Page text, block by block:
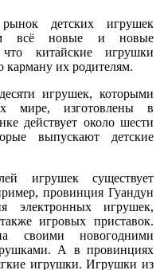
детских игрушек
всё новые и новые
китайские игрушки
карману их родителям.
игрушек, которыми
мире, изготовлены в
действует около шести
выпускают детские
игрушек существует
провинция Гуандун
электронных игрушек,
игровых приставок.
своими новогодними
А в провинциях
игрушки. Игрушки из